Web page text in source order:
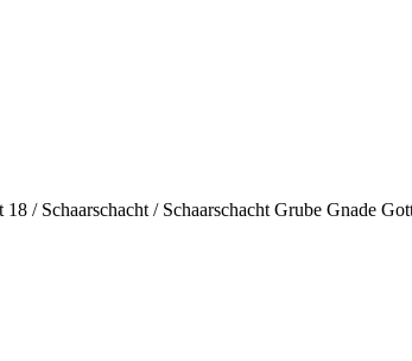
/ Schaarschacht / Schaarschacht Grube Gnade